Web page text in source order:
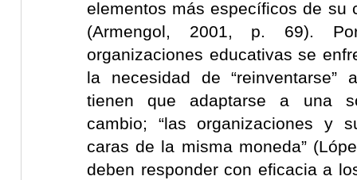
elementos más específicos de su
(Armengol, 2001, p. 69).
organizaciones educativas se
la necesidad de
tienen que adaptarse a una
cambio; “las organizaciones y
caras de la misma moneda”
deben responder con eficacia a